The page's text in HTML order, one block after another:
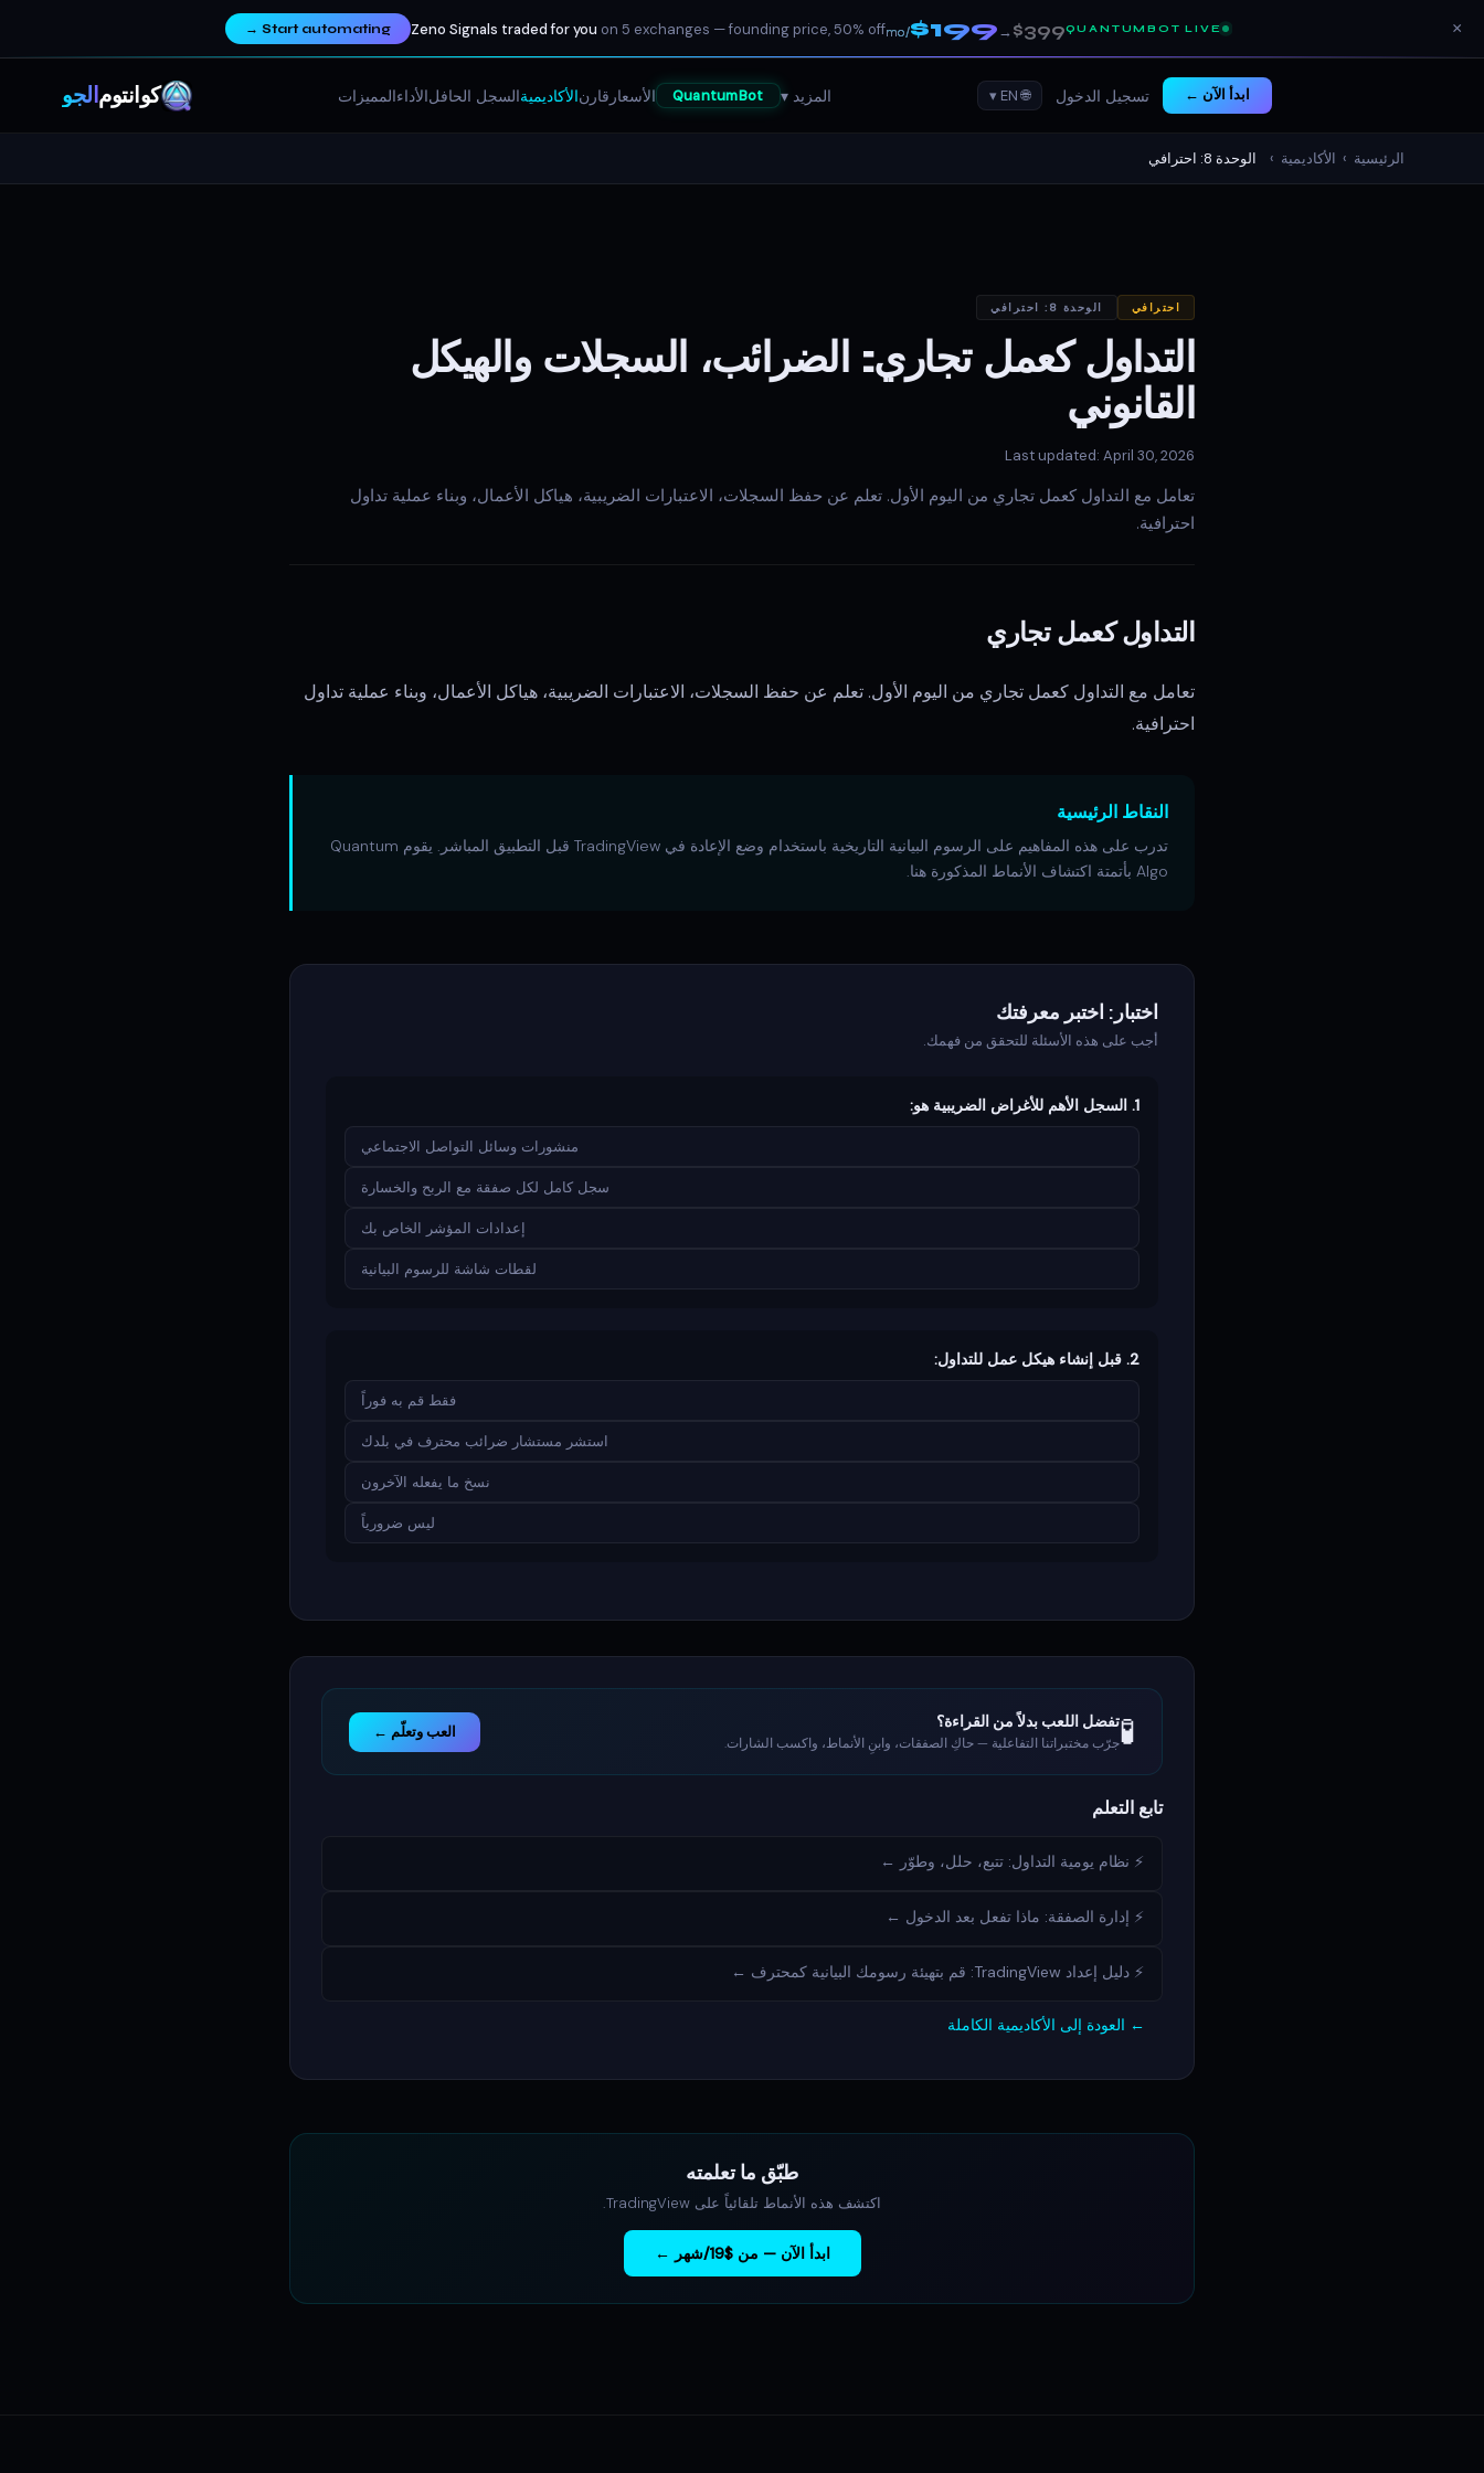
QUANTUMBOT LIVE
$399
→
$199
/mo
Zeno Signals traded for you on 5 exchanges — founding price, 50% off
Start automating
→ ×
كوانتوم ألجو المميزاتالأداءالسجل الحافلالأكاديميةقارن الأسعار QuantumBot المزيد ▾ 🌐 EN ▾ تسجيل الدخول ابدأ الآن ←
الرئيسية › الأكاديمية › الوحدة 8: احترافي
احترافي الوحدة 8: احترافي
التداول كعمل تجاري: الضرائب، السجلات والهيكل
القانوني
Last updated: April 30, 2026
تعامل مع التداول كعمل تجاري من اليوم الأول. تعلم عن حفظ السجلات، الاعتبارات الضريبية، هياكل الأعمال، وبناء عملية تداول
احترافية.
التداول كعمل تجاري
تعامل مع التداول كعمل تجاري من اليوم الأول. تعلم عن حفظ السجلات، الاعتبارات الضريبية، هياكل الأعمال، وبناء عملية تداول
احترافية.
النقاط الرئيسية
تدرب على هذه المفاهيم على الرسوم البيانية التاريخية باستخدام وضع الإعادة في TradingView قبل التطبيق المباشر. يقوم Quantum
Algo بأتمتة اكتشاف الأنماط المذكورة هنا.
اختبار: اختبر معرفتك
أجب على هذه الأسئلة للتحقق من فهمك.
1. السجل الأهم للأغراض الضريبية هو:
منشورات وسائل التواصل الاجتماعي
سجل كامل لكل صفقة مع الربح والخسارة
إعدادات المؤشر الخاص بك
لقطات شاشة للرسوم البيانية
2. قبل إنشاء هيكل عمل للتداول:
فقط قم به فوراً
استشر مستشار ضرائب محترف في بلدك
نسخ ما يفعله الآخرون
ليس ضرورياً
🧪تفضل اللعب بدلاً من القراءة؟
جرّب مختبراتنا التفاعلية — حاكِ الصفقات، وابنِ الأنماط، واكسب الشارات.
العب وتعلّم ←
تابع التعلم
⚡ نظام يومية التداول: تتبع، حلل، وطوّر ←
⚡ إدارة الصفقة: ماذا تفعل بعد الدخول ←
⚡ دليل إعداد TradingView: قم بتهيئة رسومك البيانية كمحترف ←
← العودة إلى الأكاديمية الكاملة
طبّق ما تعلمته
اكتشف هذه الأنماط تلقائياً على TradingView.
ابدأ الآن — من $19/شهر ←